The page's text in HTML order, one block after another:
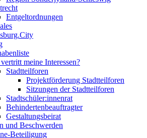
Entgeltordnungen
meine Interessen?
Stadtteilforen
Projektförderung Stadtteilforen
Sitzungen der Stadtteilforen
Stadtschüler:innenrat
Behindertenbeauftragter
Gestaltungsbeirat
und Beschwerden
Beteiligung